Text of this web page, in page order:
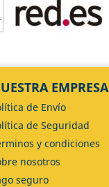
EMPRESA
de Envío
de Seguridad
y condiciones
nosotros
seguro